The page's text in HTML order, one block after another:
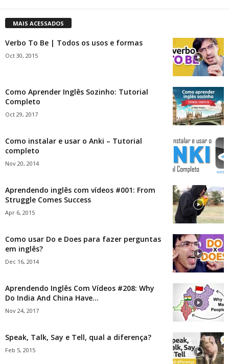
MAIS ACESSADOS
Verbo To Be | Todos os usos e formas
Oct 30, 2015
Como Aprender Inglês Sozinho: Tutorial
Completo
Oct 29, 2017
Como instalar e usar o Anki – Tutorial
completo
Nov 20, 2014
Aprendendo inglês com vídeos #001: From
Struggle Comes Success
Apr 6, 2015
Como usar Do e Does para fazer perguntas
em inglês?
Dec 16, 2014
Aprendendo Inglês Com Vídeos #208: Why
Do India And China Have...
Nov 24, 2017
Speak, Talk, Say e Tell, qual a diferença?
Feb 5, 2015